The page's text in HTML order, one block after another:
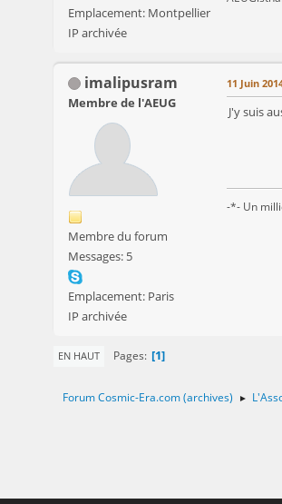
Emplacement: Montpellier
IP archivée
imalipusram
Membre de l'AEUG
Membre du forum
Messages: 5
Emplacement: Paris
IP archivée
11 Juin
J'y suis
-*- Un
EN HAUT Pages 1
Forum Cosmic-Era.com (archives) ►